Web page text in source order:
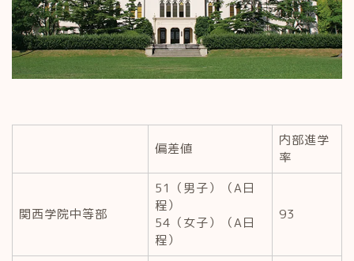
偏差値
内部進学
率
関西学院中等部
51（男子）（A日
程）
54（女子）（A日
程）
93